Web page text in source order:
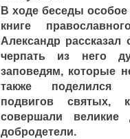
В ходе беседы
книге
Александр
черпать из него
заповедям, которые
также поделился
подвигов святых,
совершали
добродетели.